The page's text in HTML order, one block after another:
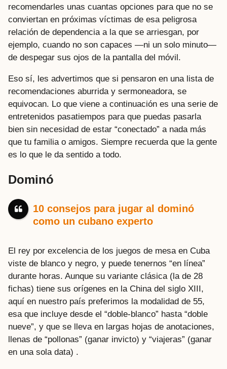
recomendarles unas cuantas opciones para que no se
conviertan en próximas víctimas de esa peligrosa
relación de dependencia a la que se arriesgan, por
ejemplo, cuando no son capaces —ni un solo minuto—
de despegar sus ojos de la pantalla del móvil.
Eso sí, les advertimos que si pensaron en una lista de
recomendaciones aburrida y sermoneadora, se
equivocan. Lo que viene a continuación es una serie de
entretenidos pasatiempos para que puedas pasarla
bien sin necesidad de estar “conectado” a nada más
que tu familia o amigos. Siempre recuerda que la gente
es lo que le da sentido a todo.
Dominó
10 consejos para jugar al dominó
como un cubano experto
El rey por excelencia de los juegos de mesa en Cuba
viste de blanco y negro, y puede tenernos “en línea”
durante horas. Aunque su variante clásica (la de 28
fichas) tiene sus orígenes en la China del siglo XIII,
aquí en nuestro país preferimos la modalidad de 55,
esa que incluye desde el “doble-blanco” hasta “doble
nueve”, y que se lleva en largas hojas de anotaciones,
llenas de “pollonas” (ganar invicto) y “viajeras” (ganar
en una sola data) .